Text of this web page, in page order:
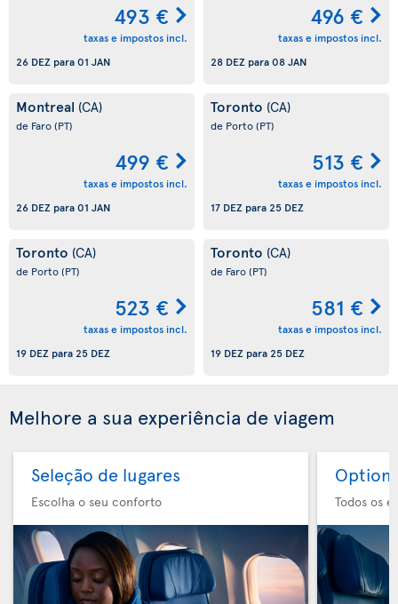
493 €
taxas e impostos incl.
26 DEZ para01 JAN
496 €
taxas e impostos incl.
28 DEZ para08 JAN
Montreal (CA)
de Faro(PT)
499 €
taxas e impostos incl.
26 DEZ para01 JAN
Toronto (CA)
de Porto(PT)
513 €
taxas e impostos incl.
17 DEZ para25 DEZ
Toronto (CA)
de Porto(PT)
523 €
taxas e impostos incl.
19 DEZ para25 DEZ
Toronto (CA)
de Faro(PT)
581 €
taxas e impostos incl.
19 DEZ para25 DEZ
Melhore a sua experiência de viagem
Seleção de lugares
Escolha o seu conforto
Option
Todos os